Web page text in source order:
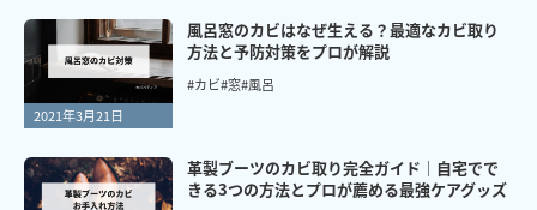
2021年3月21日
風呂窓のカビはなぜ生える？最適なカビ取り
方法と予防対策をプロが解説
#カビ#窓#風呂
革製ブーツのカビ取り完全ガイド｜自宅でで
きる3つの方法とプロが薦める最強ケアグッズ